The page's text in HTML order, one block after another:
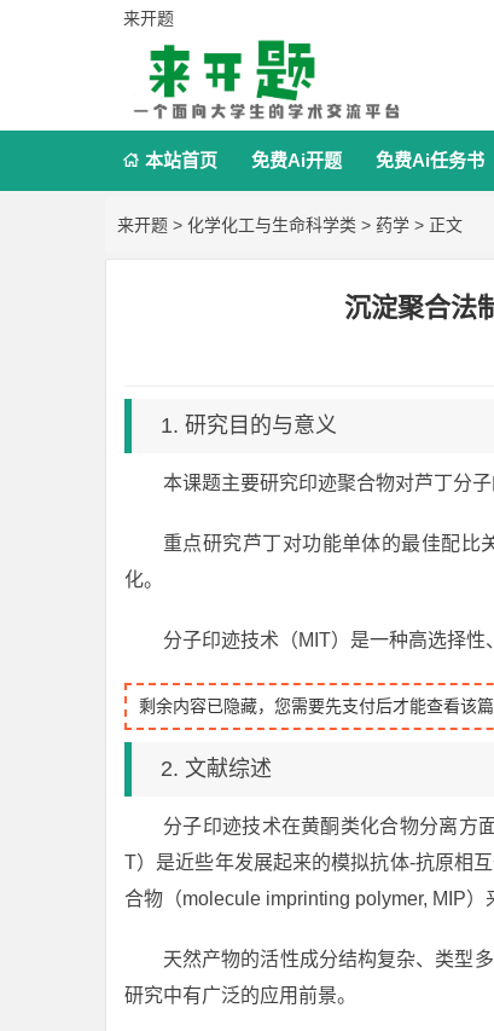
来开题
 本站首页 免费Ai开题 免费Ai任务书
来开题 > 化学化工与生命科学类 > 药学 > 正文
沉淀聚合法
1. 研究目的与意义
本课题主要研究印迹聚合物对芦丁分
重点研究芦丁对功能单体的最佳配比
化。
分子印迹技术（MIT）是一种高选择性
剩余内容已隐藏，您需要先支付后才能查看该篇
2. 文献综述
分子印迹技术在黄酮类化合物分离方
T）是近些年发展起来的模拟抗体-抗原相
合物（molecule imprinting polymer, MIP）
天然产物的活性成分结构复杂、类型
研究中有广泛的应用前景。